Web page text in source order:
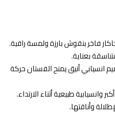
فاخر بنقوش بارزة ولمسة راقية.
بعناية.
انسيابي أنيق يمنح الفستان حركة
وانسيابية طبيعية أثناء الارتداء.
وأناقتها.